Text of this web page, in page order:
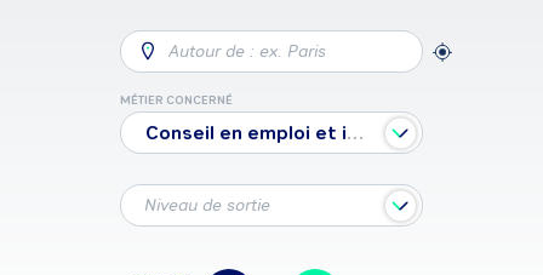
Autour de : ex. Paris
MÉTIER CONCERNÉ
Conseil en emploi et insertion socioprofessionnelle
Niveau de sortie